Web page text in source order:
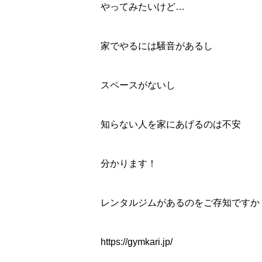
やってみたいけど…
家でやるには騒音があるし
スペースがないし
知らない人を家にあげるのは不安
分かります！
レンタルジムがあるのをご存知ですか
https://gymkari.jp/